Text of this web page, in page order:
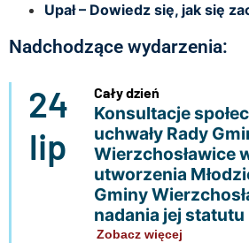
Upał – Dowiedz się, jak się
Nadchodzące wydarzenia:
24
lip
Cały dzień
Konsultacje
uchwały Rady
Wierzchosławice
utworzenia
Gminy
nadania jej statutu
Zobacz więcej